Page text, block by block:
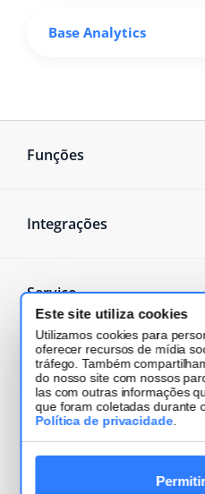
Este site utiliza cookies
Utilizamos cookies para
oferecer recursos de mídia
tráfego. Também
do nosso site com nossos
las com outras informações
que foram coletadas durante
Política de privacidade
Base Analytics
Funções
Integrações
Serviço
Quais são as
O que significa full no
como funciona
2026-08-05